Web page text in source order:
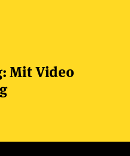
Mit Video